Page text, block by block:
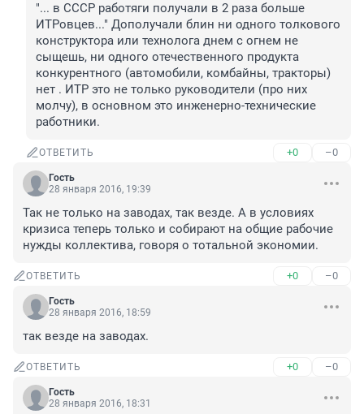
"... в СССР работяги получали в 2 раза больше
ИТРовцев..." Дополучали блин ни одного толкового
конструктора или технолога днем с огнем не
сыщешь, ни одного отечественного продукта
конкурентного (автомобили, комбайны, тракторы)
нет . ИТР это не только руководители (про них
молчу), в основном это инженерно-технические
работники.
ОТВЕТИТЬ +0 –0
Гость
28 января 2016, 19:39
Так не только на заводах, так везде. А в условиях
кризиса теперь только и собирают на общие рабочие
нужды коллектива, говоря о тотальной экономии.
ОТВЕТИТЬ +0 –0
Гость
28 января 2016, 18:59
так везде на заводах.
ОТВЕТИТЬ +0 –0
Гость
28 января 2016, 18:31